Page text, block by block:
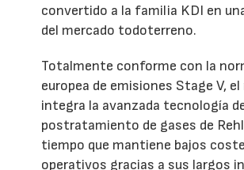
convertido a la familia KDI en
del mercado todoterreno.
Totalmente conforme con la
europea de emisiones Stage V,
integra la avanzada tecnología
postratamiento de gases de
tiempo que mantiene bajos
operativos gracias a sus largos